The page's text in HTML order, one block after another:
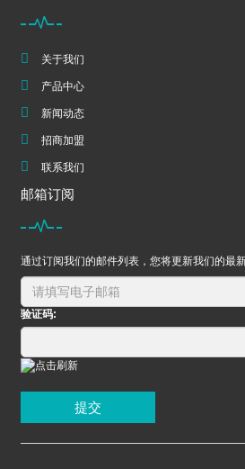
关于我们
产品中心
新闻动态
招商加盟
联系我们
邮箱订阅
通过订阅我们的邮件列表，您将更新我们的最
验证码:
提交